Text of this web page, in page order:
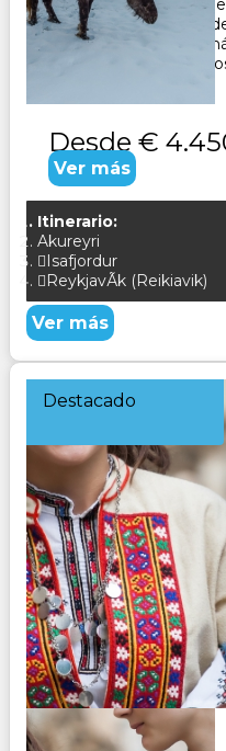
descubrir la tierra de
largos días de luz,
nunca, iluminando el
único. Explora
Desde €
Ver más
Itinerario:
Akureyri
Isafjordur
ReykjavÃ­k (Reikiavik)
Ver más
Destacado